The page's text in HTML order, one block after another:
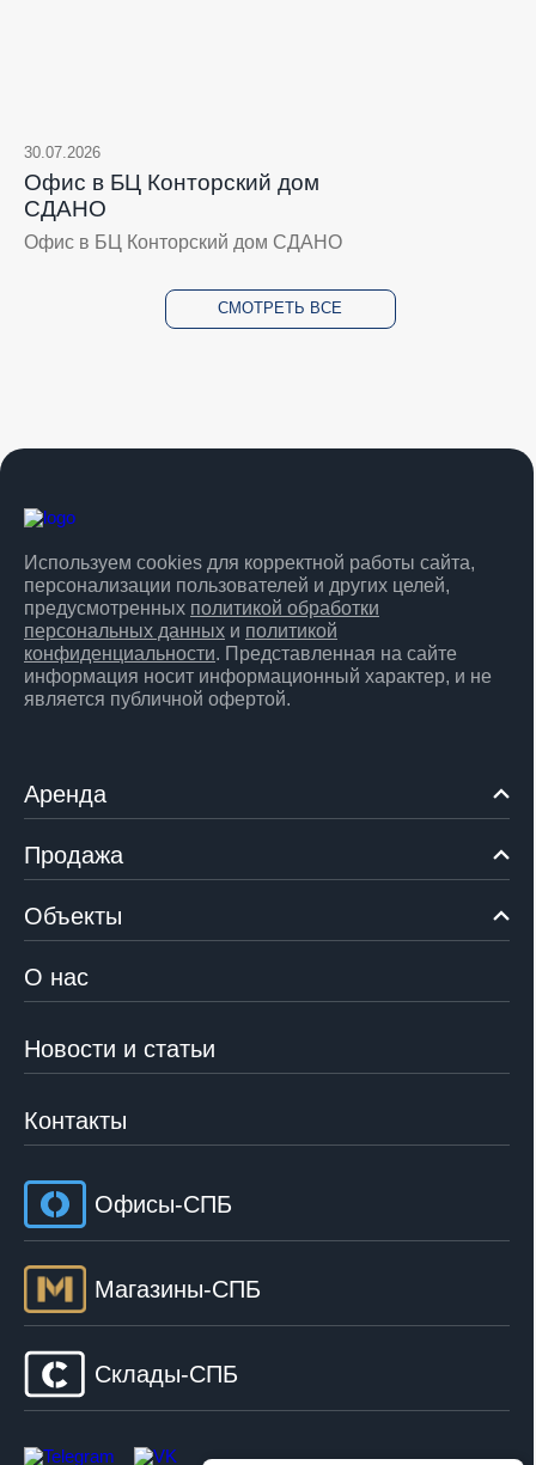
30.07.2026
Офис в БЦ Конторский дом
СДАНО
Офис в БЦ Конторский дом СДАНО
СМОТРЕТЬ ВСЕ
Используем cookies для корректной работы сайта,
персонализации пользователей и других целей,
предусмотренных политикой обработки
персональных данных и политикой
конфиденциальности. Представленная на сайте
информация носит информационный характер, и не
является публичной офертой.
Аренда
Продажа
Объекты
О нас
Новости и статьи
Контакты
Офисы-СПБ
Магазины-СПБ
Склады-СПБ